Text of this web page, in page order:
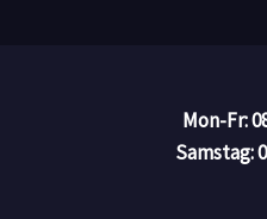
Mon-Fr:
Samstag: